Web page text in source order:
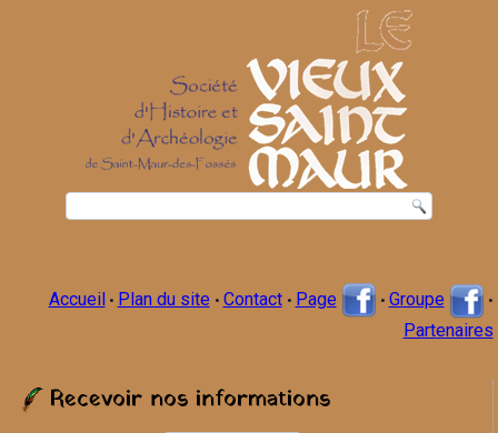
Accueil • Plan du site • Contact • Page • Groupe •
Partenaires
Recevoir nos informations